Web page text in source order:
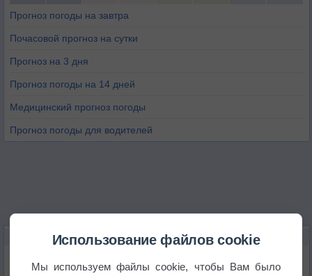
Прогноз погоды на завтра
Почасовой прогноз на сутки
Прогноз на 3 дня
Прогноз погоды на 14 дней
Медицинский прогноз погоды
Прогноз погоды для водителей
НОВОЕ О ПОГОДЕ
Использование файлов cookie
Мы используем файлы cookie, чтобы Вам было